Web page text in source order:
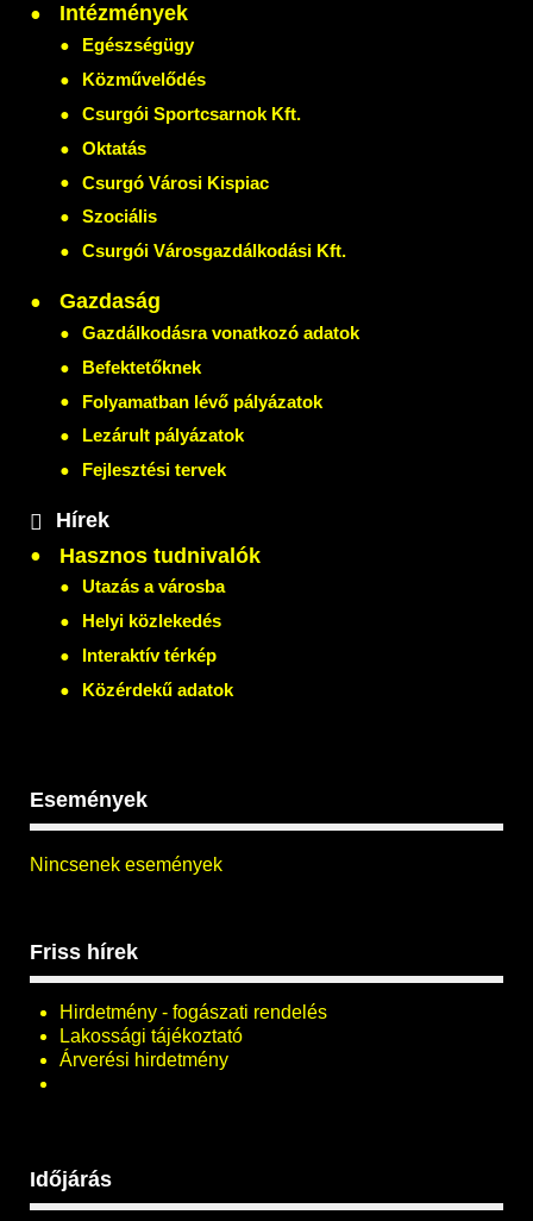
Intézmények
Egészségügy
Közművelődés
Csurgói Sportcsarnok Kft.
Oktatás
Csurgó Városi Kispiac
Szociális
Csurgói Városgazdálkodási Kft.
Gazdaság
Gazdálkodásra vonatkozó adatok
Befektetőknek
Folyamatban lévő pályázatok
Lezárult pályázatok
Fejlesztési tervek
Hírek
Hasznos tudnivalók
Utazás a városba
Helyi közlekedés
Interaktív térkép
Közérdekű adatok
Események
Nincsenek események
Friss hírek
Hirdetmény - fogászati rendelés
Lakossági tájékoztató
Árverési hirdetmény
Időjárás